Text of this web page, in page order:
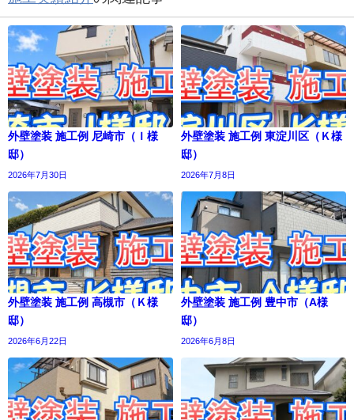
外壁塗装 施工例 尼崎市（Ｉ様
邸）
2026年7月30日
外壁塗装 施工例 東淀川区（Ｋ様
邸）
2026年7月8日
外壁塗装 施工例 高槻市（Ｋ様
邸）
2026年6月22日
外壁塗装 施工例 豊中市（A様
邸）
2026年6月8日